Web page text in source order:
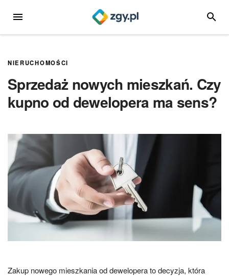
MENU
NIERUCHOMOŚCI
Sprzedaż nowych mieszkań. Czy
kupno od dewelopera ma sens?
Zakup nowego mieszkania od dewelopera to decyzja, która